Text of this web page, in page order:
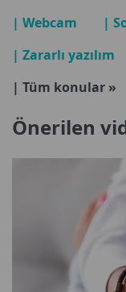
| Webcam
|
| Zararlı yazılım
| Tüm konular »
Önerilen